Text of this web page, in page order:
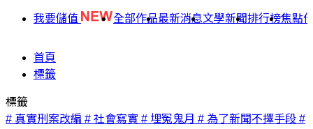
我要儲值 全部作品最新消息文學新聞排行榜焦點
首頁
標籤
標籤
# 真實刑案改編 # 社會寫實 # 埋冤鬼月 # 為了新聞不擇手段 #